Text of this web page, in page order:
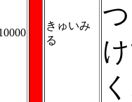
きゅいみ
る